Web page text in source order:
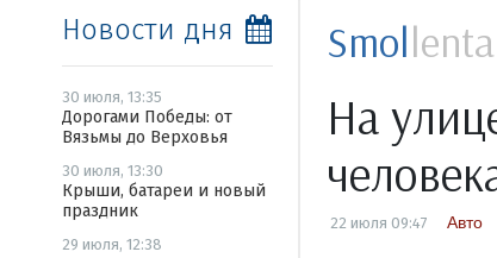
Новости дня
30 июля, 13:35
Дорогами Победы: от
Вязьмы до Верховья
30 июля, 13:30
Крыши, батареи и новый
праздник
29 июля, 12:38
Smollenta
На
22 июля 09:47 Авто